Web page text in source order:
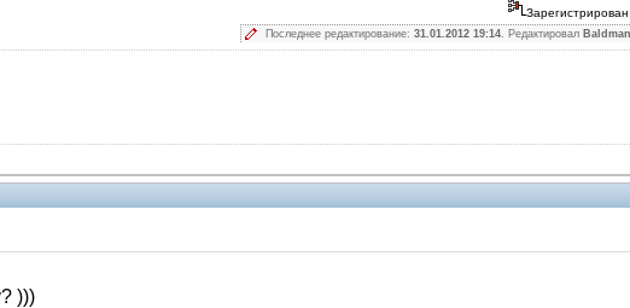
Зарегистрирован
Последнее редактирование: 31.01.2012 19:14. Редактировал Baldman
)))